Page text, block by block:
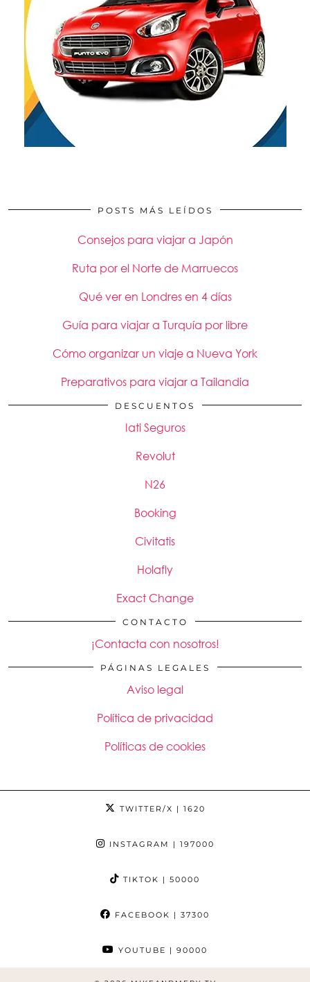
POSTS MÁS LEÍDOS
Consejos para viajar a Japón
Ruta por el Norte de Marruecos
Qué ver en Londres en 4 días
Guía para viajar a Turquía por libre
Cómo organizar un viaje a Nueva York
Preparativos para viajar a Tailandia
DESCUENTOS
Iati Seguros
Revolut
N26
Booking
Civitatis
Holafly
Exact Change
CONTACTO
¡Contacta con nosotros!
PÁGINAS LEGALES
Aviso legal
Política de privacidad
Políticas de cookies
TWITTER/X | 1620
INSTAGRAM | 197000
TIKTOK | 50000
FACEBOOK | 37300
YOUTUBE | 90000